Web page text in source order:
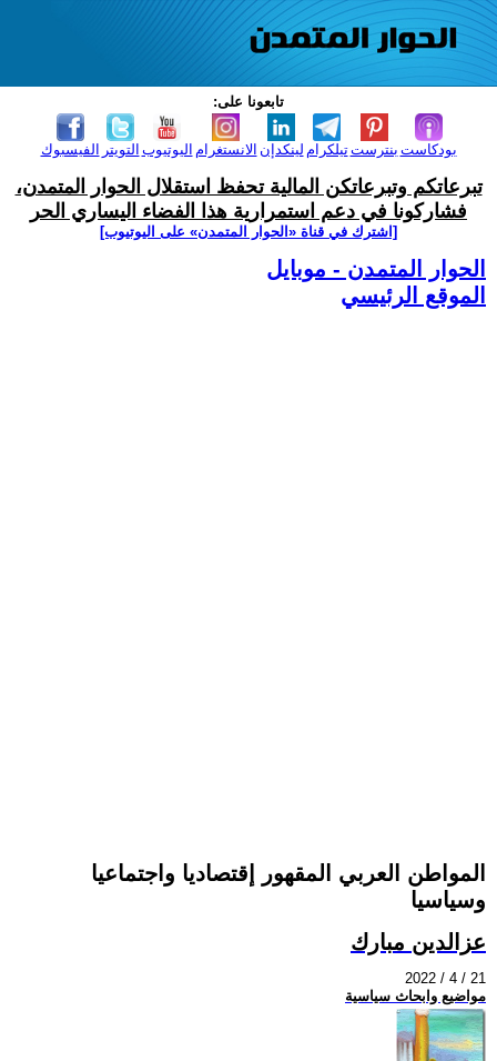
تابعونا على:
الفيسبوك التويتر اليوتيوب الانستغرام لينكدإن تيلكرامبنترست بودكاست
تبرعاتكم وتبرعاتكن المالية تحفظ استقلال الحوار المتمدن،
فشاركونا في دعم استمرارية هذا الفضاء اليساري الحر
[اشترك في قناة ‫«الحوار المتمدن» على اليوتيوب]
الحوار المتمدن - موبايل
الموقع الرئيسي
المواطن العربي المقهور إقتصاديا واجتماعيا
وسياسيا
عزالدين مبارك
2022 / 4 / 21
مواضيع وابحاث سياسية